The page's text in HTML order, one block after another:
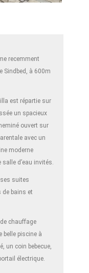
recemment
Sindbed, à 600m
est répartie sur
un spacieux
ouvert sur
avec un
moderne
d’eau invités.
suites
de bains et
chauffage
belle piscine à
un coin bebecue,
électrique.